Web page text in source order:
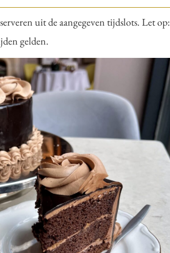
uit de aangegeven tijdslots. Let op:
gelden.